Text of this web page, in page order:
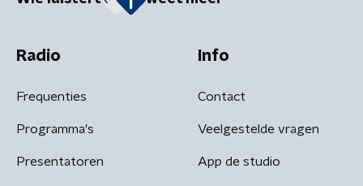
Radio
Frequenties
Programma's
Presentatoren
Info
Contact
Veelgestelde vragen
App de studio